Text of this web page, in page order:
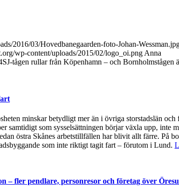
2016/03/Hovedbanegaarden-foto-Johan-
wp-content/uploads/2015/02/logo_oi.png Anna
SJ-tågen rullar från Köpenhamn – och Bornholmstågen
minskar betydligt mer än i övriga storstadslän
samtidigt som sysselsättningen börjar växla upp, inte
östra Skånes arbetstillfällen har blivit allt färre. På
som inte riktigt tagit fart – förutom i Lund.
– fler pendlare, personresor och företag över